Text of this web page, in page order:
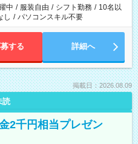
中 / 服装自由 / シフト勤務 / 10名以
し / パソコンスキル不要
する 詳細へ
掲載日：2026.08.09
読
2千円相当プレゼン